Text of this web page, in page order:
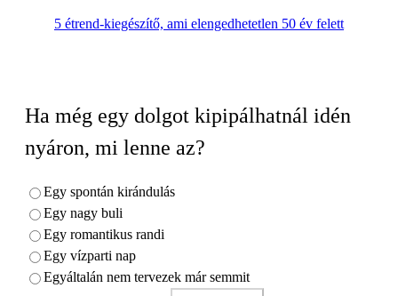
5 étrend-kiegészítő, ami elengedhetetlen 50 év felett
Ha még egy dolgot kipipálhatnál idén
nyáron, mi lenne az?
Egy spontán kirándulás
Egy nagy buli
Egy romantikus randi
Egy vízparti nap
Egyáltalán nem tervezek már semmit